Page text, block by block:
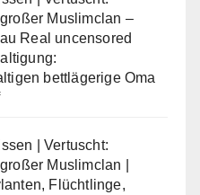
Muslimclan –
Real uncensored
bettlägerige Oma
| Vertuscht:
Muslimclan |
Flüchtlinge,